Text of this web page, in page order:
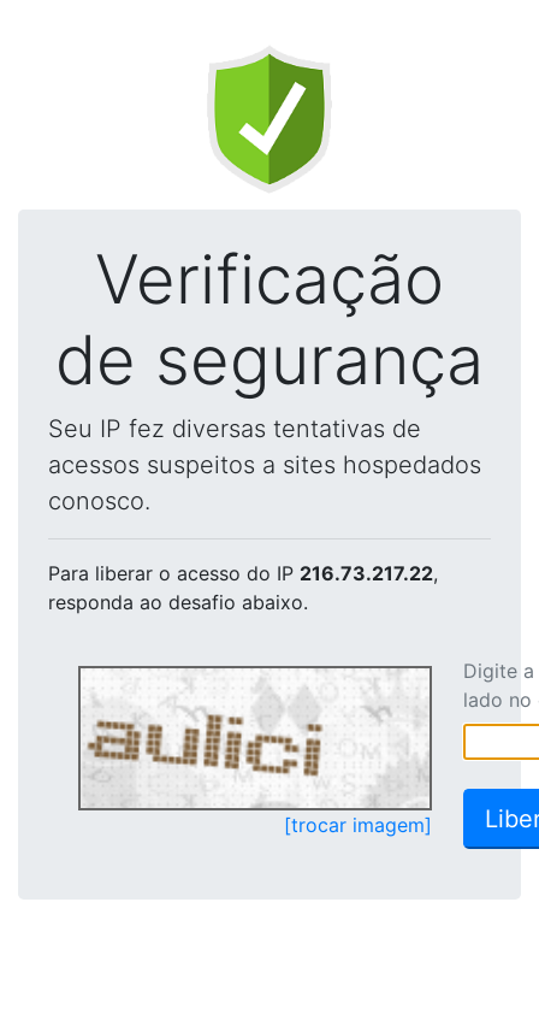
Verificação
de segurança
Seu IP fez diversas tentativas de
acessos suspeitos a sites hospedados
conosco.
Para liberar o acesso do IP 216.73.217.22,
responda ao desafio abaixo.
[trocar imagem]
Digite
lado no